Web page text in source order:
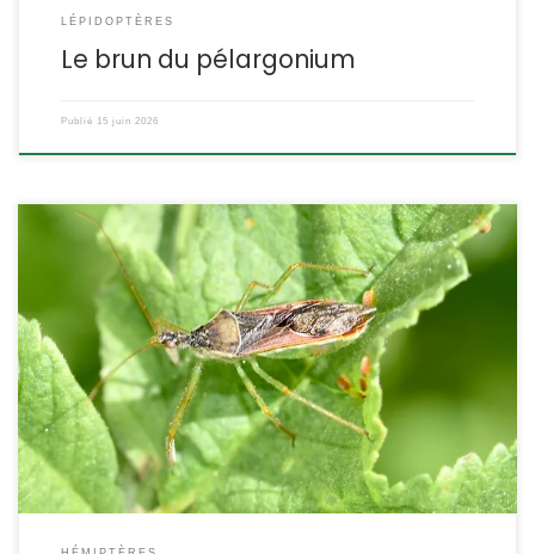
LÉPIDOPTÈRES
Le brun du pélargonium
Publié 15 juin 2026
Une punaise carnivore originaire d’Amérique centrale et
récemment observée dans le sud de la France. Nullement
nuisible aux cultures elle s’attaque au contraire aux cercopes et
autres cicadelles qui peuvent y causer des dommages
importants. De là à se réjouir de sa venue, c’est une peut-être
aller un peu vite. Zelus renardii […]